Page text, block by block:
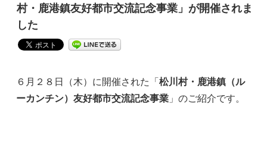
村・鹿港鎮友好都市交流記念事業」が開催されま
した
６月２８日（木）に開催された「松川村・鹿港鎮（ル
ーカンチン）友好都市交流記念事業 」のご紹介です。